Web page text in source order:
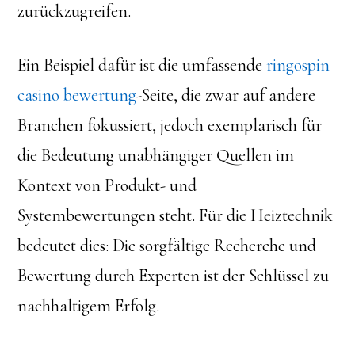
zurückzugreifen.
Ein Beispiel dafür ist die umfassenderingospin
casino bewertung-Seite, die zwar auf andere
Branchen fokussiert, jedoch exemplarisch für
die Bedeutung unabhängiger Quellen im
Kontext von Produkt- und
Systembewertungen steht. Für die Heiztechnik
bedeutet dies: Die sorgfältige Recherche und
Bewertung durch Experten ist der Schlüssel zu
nachhaltigem Erfolg.